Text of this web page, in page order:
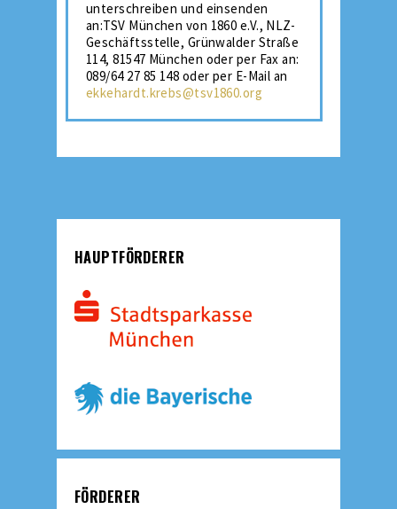
unterschreiben und einsenden
an:TSV München von 1860 e.V., NLZ-
Geschäftsstelle, Grünwalder Straße
114, 81547 München oder per Fax an:
089/64 27 85 148 oder per E-Mail an
ekkehardt.krebs@tsv1860.org
HAUPTFÖRDERER
FÖRDERER